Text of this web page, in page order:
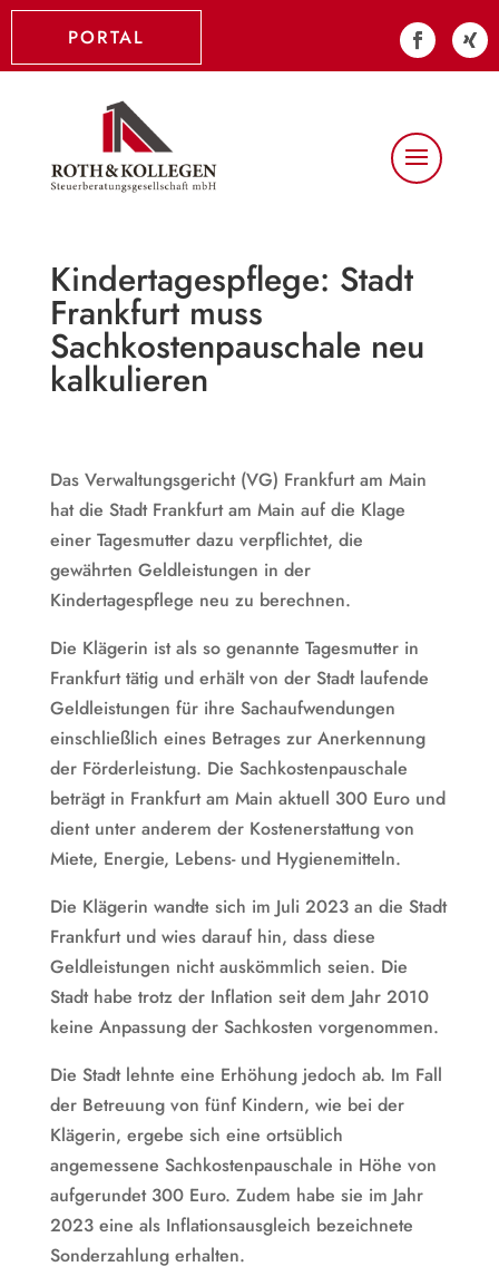
PORTAL
Kindertagespflege: Stadt
Frankfurt muss
Sachkostenpauschale neu
kalkulieren
Das Verwaltungsgericht (VG) Frankfurt am Main
hat die Stadt Frankfurt am Main auf die Klage
einer Tagesmutter dazu verpflichtet, die
gewährten Geldleistungen in der
Kindertagespflege neu zu berechnen.
Die Klägerin ist als so genannte Tagesmutter in
Frankfurt tätig und erhält von der Stadt laufende
Geldleistungen für ihre Sachaufwendungen
einschließlich eines Betrages zur Anerkennung
der Förderleistung. Die Sachkostenpauschale
beträgt in Frankfurt am Main aktuell 300 Euro und
dient unter anderem der Kostenerstattung von
Miete, Energie, Lebens- und Hygienemitteln.
Die Klägerin wandte sich im Juli 2023 an die Stadt
Frankfurt und wies darauf hin, dass diese
Geldleistungen nicht auskömmlich seien. Die
Stadt habe trotz der Inflation seit dem Jahr 2010
keine Anpassung der Sachkosten vorgenommen.
Die Stadt lehnte eine Erhöhung jedoch ab. Im Fall
der Betreuung von fünf Kindern, wie bei der
Klägerin, ergebe sich eine ortsüblich
angemessene Sachkostenpauschale in Höhe von
aufgerundet 300 Euro. Zudem habe sie im Jahr
2023 eine als Inflationsausgleich bezeichnete
Sonderzahlung erhalten.